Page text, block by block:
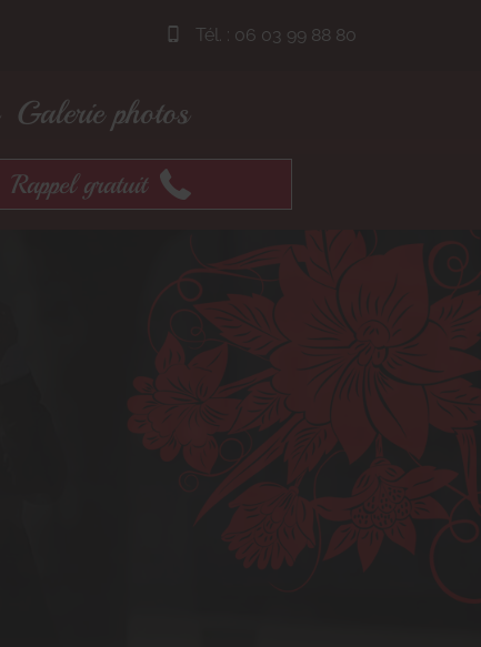
Tél. : 06 03 99 88 80
Galerie photos
Rappel gratuit